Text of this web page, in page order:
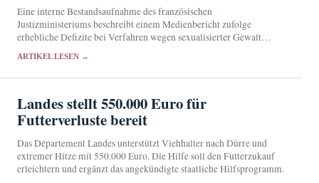
Eine interne Bestandsaufnahme des französischen
Justizministeriums beschreibt einem Medienbericht zufolge
erhebliche Defizite bei Verfahren wegen sexualisierter Gewalt
Ursachen seit Jahren für bekannt.
ARTIKEL LESEN →
Landes stellt 550.000 Euro für
Futterverluste bereit
Das Département Landes unterstützt Viehhalter nach Dürre und
extremer Hitze mit 550.000 Euro. Die Hilfe soll den Futterzukauf
erleichtern und ergänzt das angekündigte staatliche Hilfsprogramm.